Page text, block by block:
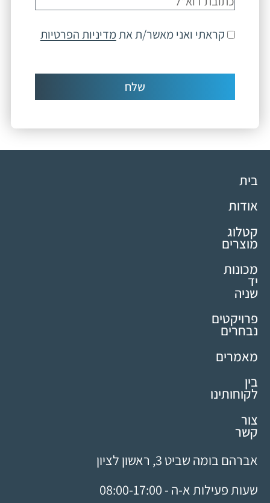
קראתי ואני מאשר/ת אתמדיניות הפרטיות
שלח
בית
אודות
קטלוג
מוצרים
מכונות
יד
שניה
פרויקטים
נבחרים
מאמרים
בין
לקוחותינו
צור
קשר
אברהם בומה שביט 3, ראשון לציון
שעות פעילות א-ה - 08:00-17:00